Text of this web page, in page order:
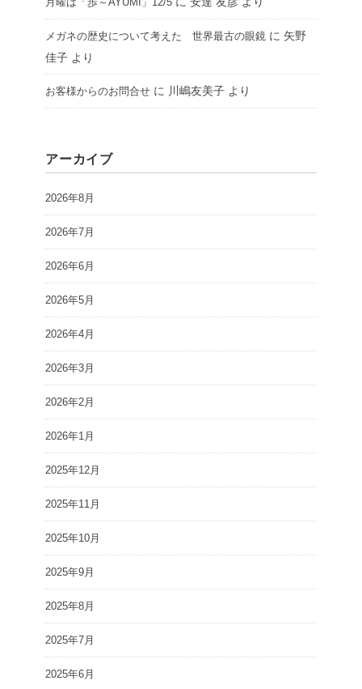
メガネの歴史について考えた 世界最古の眼鏡 に 矢野
佳子 より
お客様からのお問合せ に 川嶋友美子 より
アーカイブ
2026年8月
2026年7月
2026年6月
2026年5月
2026年4月
2026年3月
2026年2月
2026年1月
2025年12月
2025年11月
2025年10月
2025年9月
2025年8月
2025年7月
2025年6月